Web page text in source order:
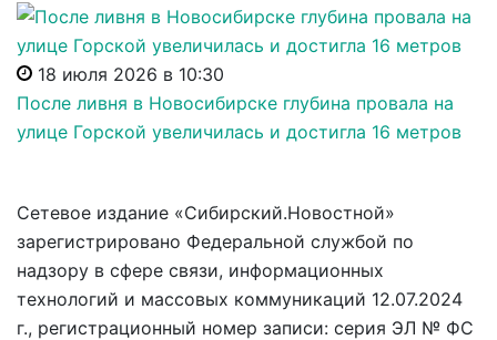
18 июля 2026 в 10:30
После ливня в Новосибирске глубина провала на
улице Горской увеличилась и достигла 16 метров
Сетевое издание «Сибирский.Новостной»
зарегистрировано Федеральной службой по
надзору в сфере связи, информационных
технологий и массовых коммуникаций 12.07.2024
г., регистрационный номер записи: серия ЭЛ № ФС